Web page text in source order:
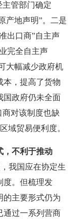
主管部门确定
产地声明”。二是
出口商”自主声
完全自主声
大幅减少政府机
本，提高了货物
国政府仍未全面
商对该制度也缺
域贸易便利度。
，不利于推动
我国应在协定生
度。但梳理发
的主要形式仍为
通过一系列营商